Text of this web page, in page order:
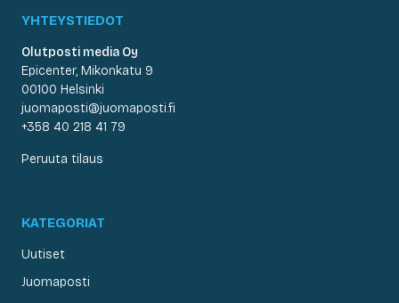
YHTEYSTIEDOT
Olutposti media Oy
Epicenter, Mikonkatu 9
00100 Helsinki
juomaposti@juomaposti.fi
+358 40 218 41 79
Peruuta tilaus
KATEGORIAT
Uutiset
Juomaposti